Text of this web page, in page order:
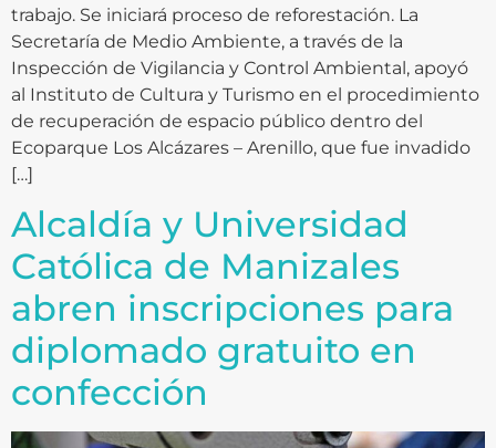
trabajo. Se iniciará proceso de reforestación. La
Secretaría de Medio Ambiente, a través de la
Inspección de Vigilancia y Control Ambiental, apoyó
al Instituto de Cultura y Turismo en el procedimiento
de recuperación de espacio público dentro del
Ecoparque Los Alcázares – Arenillo, que fue invadido
[…]
Alcaldía y Universidad
Católica de Manizales
abren inscripciones para
diplomado gratuito en
confección